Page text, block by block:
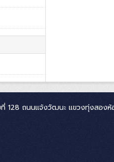
128 ถนนแจ้งวัฒนะ แขวงทุ่งสองห้